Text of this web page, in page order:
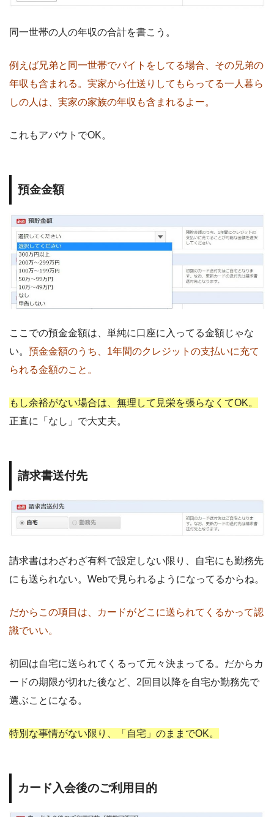
同一世帯の人の年収の合計を書こう。
例えば兄弟と同一世帯でバイトをしてる場合、その兄弟の
年収も含まれる。実家から仕送りしてもらってる一人暮ら
しの人は、実家の家族の年収も含まれるよー。
これもアバウトでOK。
預金金額
ここでの預金金額は、単純に口座に入ってる金額じゃな
い。 預金金額のうち、1年間のクレジットの支払いに充て
られる金額のこと。
もし余裕がない場合は、無理して見栄を張らなくてOK。
正直に「なし」で大丈夫。
請求書送付先
請求書はわざわざ有料で設定しない限り、自宅にも勤務先
にも送られない。Webで見られるようになってるからね。
だからこの項目は、カードがどこに送られてくるかって認
識でいい。
初回は自宅に送られてくるって元々決まってる。だからカ
ードの期限が切れた後など、2回目以降を自宅か勤務先で
選ぶことになる。
特別な事情がない限り、「自宅」のままでOK。
カード入会後のご利用目的